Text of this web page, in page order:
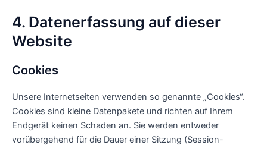
4. Datenerfassung auf dieser
Website
Cookies
Unsere Internetseiten verwenden so genannte „Cookies“.
Cookies sind kleine Datenpakete und richten auf Ihrem
Endgerät keinen Schaden an. Sie werden entweder
vorübergehend für die Dauer einer Sitzung (Session-